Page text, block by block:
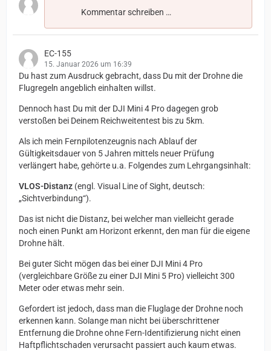
Kommentar schreiben …
EC-155
15. Januar 2026 um 16:39
Du hast zum Ausdruck gebracht, dass Du mit der Drohne die
Flugregeln angeblich einhalten willst.
Dennoch hast Du mit der DJI Mini 4 Pro dagegen grob
verstoßen bei Deinem Reichweitentest bis zu 5km.
Als ich mein Fernpilotenzeugnis nach Ablauf der
Gültigkeitsdauer von 5 Jahren mittels neuer Prüfung
verlängert habe, gehörte u.a. Folgendes zum Lehrgangsinhalt:
VLOS-Distanz (engl. Visual Line of Sight, deutsch:
„Sichtverbindung“).
Das ist nicht die Distanz, bei welcher man vielleicht gerade
noch einen Punkt am Horizont erkennt, den man für die eigene
Drohne hält.
Bei guter Sicht mögen das bei einer DJI Mini 4 Pro
(vergleichbare Größe zu einer DJI Mini 5 Pro) vielleicht 300
Meter oder etwas mehr sein.
Gefordert ist jedoch, dass man die Fluglage der Drohne noch
erkennen kann. Solange man nicht bei überschrittener
Entfernung die Drohne ohne Fern-Identifizierung nicht einen
Haftpflichtschaden verursacht passiert auch kaum etwas.